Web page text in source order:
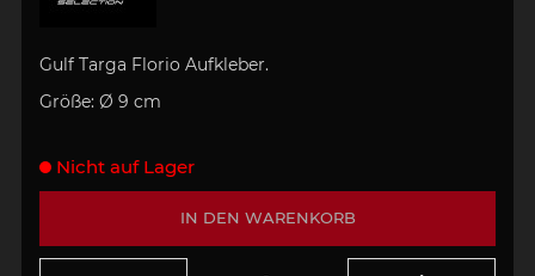
Gulf Targa Florio Aufkleber.
Größe: Ø 9 cm
IN DEN WARENKORB
Nicht auf Lager